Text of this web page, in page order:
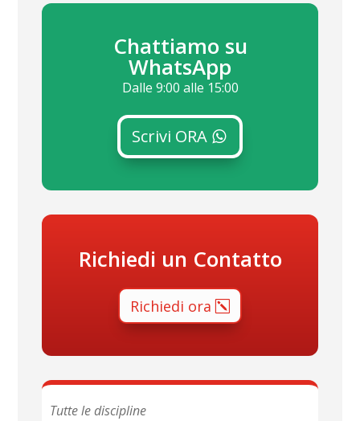
Chattiamo su
WhatsApp
Dalle 9:00 alle 15:00
Scrivi ORA
Richiedi un Contatto
Richiedi ora
Tutte le discipline